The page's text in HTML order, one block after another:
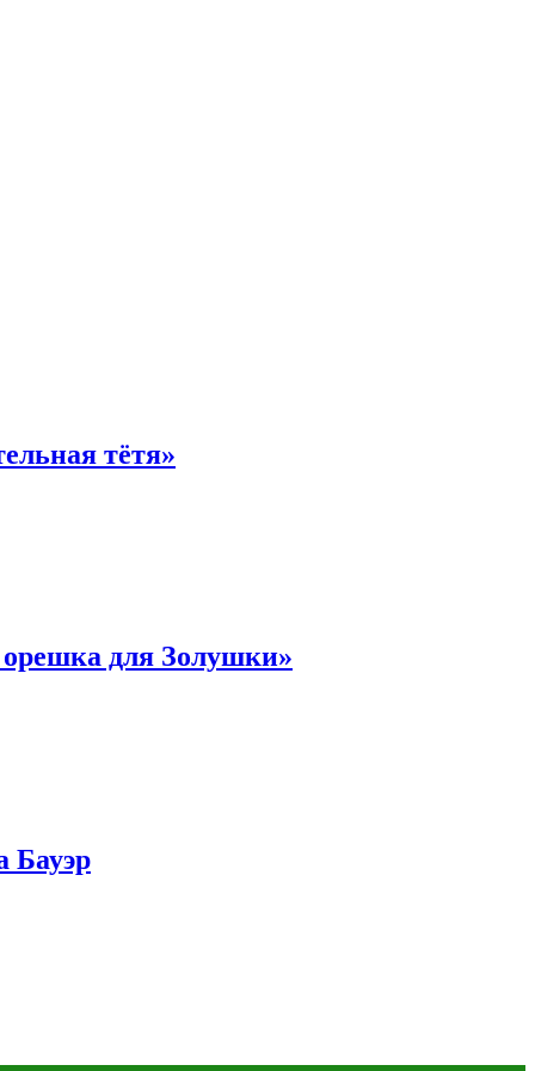
тётя»
для Золушки»
Бауэр